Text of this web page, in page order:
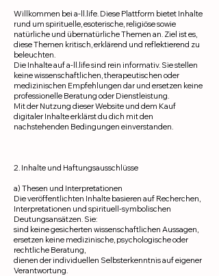
Willkommen bei a-ll.life. Diese Plattform bietet Inhalte
rund um spirituelle, esoterische, religiöse sowie
natürliche und übernatürliche Themen an. Ziel ist es,
diese Themen kritisch, erklärend und reflektierend zu
beleuchten.
Die Inhalte auf a-ll.life sind rein informativ. Sie stellen
keine wissenschaftlichen, therapeutischen oder
medizinischen Empfehlungen dar und ersetzen keine
professionelle Beratung oder Dienstleistung.
Mit der Nutzung dieser Website und dem Kauf
digitaler Inhalte erklärst du dich mit den
nachstehenden Bedingungen einverstanden.
2. Inhalte und Haftungsausschlüsse
a) Thesen und Interpretationen
Die veröffentlichten Inhalte basieren auf Recherchen,
Interpretationen und spirituell-symbolischen
Deutungsansätzen. Sie:
sind keine gesicherten wissenschaftlichen Aussagen,
ersetzen keine medizinische, psychologische oder
rechtliche Beratung,
dienen der individuellen Selbsterkenntnis auf eigener
Verantwortung.